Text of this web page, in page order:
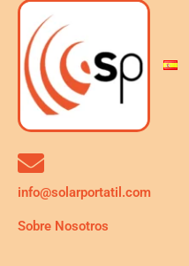
info@solarportatil.com
Sobre Nosotros